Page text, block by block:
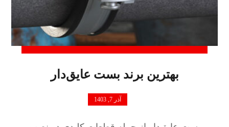
بهترین برند بست عایق‌دار
آذر 7, 1403